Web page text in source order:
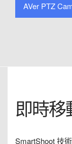
AVer PTZ
即時移
SmartShoot 技